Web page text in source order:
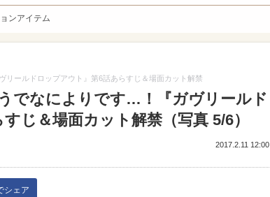
ンアイテム
ールドロップアウト』第6話あらすじ＆場面カット解禁
でなによりです…！『ガヴリールド
じ＆場面カット解禁（写真 5/6）
2017.2.11 12:00
シェア